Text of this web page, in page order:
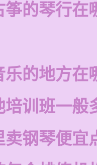
筝的琴行在
乐的地方在
培训班一般
卖钢琴便宜